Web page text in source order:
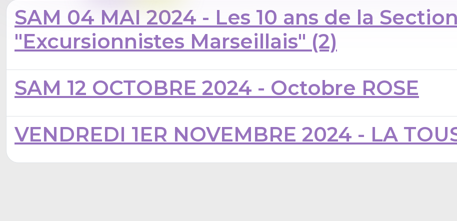
SAM 04 MAI 2024 - Les 10 ans de la
"Excursionnistes Marseillais" (2)
SAM 12 OCTOBRE 2024 - Octobre ROSE
VENDREDI 1ER NOVEMBRE 2024 - LA